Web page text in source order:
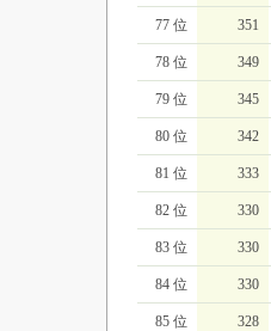
77 位 351
78 位 349
79 位 345
80 位 342
81 位 333
82 位 330
83 位 330
84 位 330
85 位 328